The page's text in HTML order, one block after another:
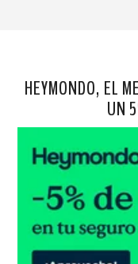
HEYMONDO, EL
UN